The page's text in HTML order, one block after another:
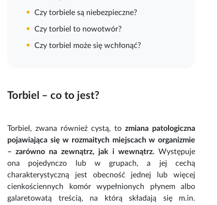
Czy torbiele są niebezpieczne?
Czy torbiel to nowotwór?
Czy torbiel może się wchłonąć?
Torbiel – co to jest?
Torbiel , zwana również cystą, to zmiana patologiczna
pojawiająca się w rozmaitych miejscach w organizmie
– zarówno na zewnątrz, jak i wewnątrz. Występuje
ona pojedynczo lub w grupach, a jej cechą
charakterystyczną jest obecność jednej lub więcej
cienkościennych komór wypełnionych płynem albo
galaretowatą treścią, na którą składają się m.in.